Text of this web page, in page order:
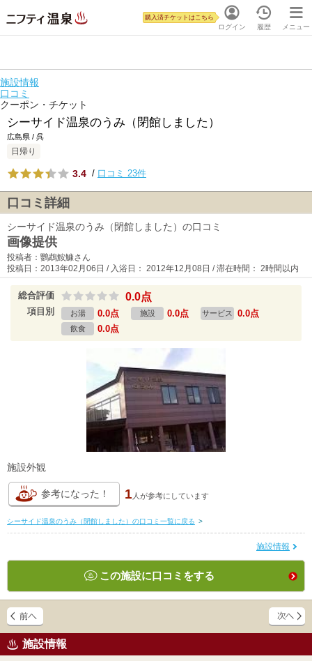
ログイン
購入済チケットはこちら
履歴 メニュー
施設情報
口コミ
クーポン・チケット
シーサイド温泉のうみ（閉館しました）
広島県 / 呉
日帰り
3.4 / 口コミ 23件
口コミ詳細
シーサイド温泉のうみ（閉館しました）の口コミ
画像提供
投稿者：鸚鵡鮟鱇さん
投稿日：2013年02月06日 / 入浴日： 2012年12月08日 / 滞在時間： 2時間以内
総合評価 0.0点
項目別 お湯 0.0点 施設 0.0点 サービス 0.0点
飲食 0.0点
施設外観
参考になった！ 1 人が参考にしています
シーサイド温泉のうみ（閉館しました）の口コミ一覧に戻る >
施設情報
この施設に口コミをする
施設情報